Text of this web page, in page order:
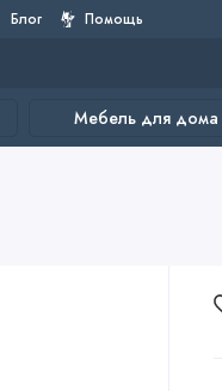
Блог Помощь
Мебель для дома